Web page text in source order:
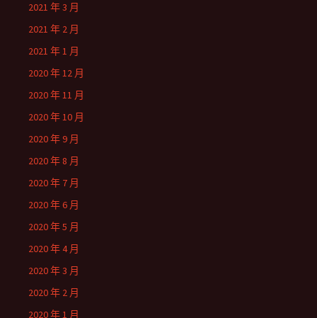
2021 年 3 月
2021 年 2 月
2021 年 1 月
2020 年 12 月
2020 年 11 月
2020 年 10 月
2020 年 9 月
2020 年 8 月
2020 年 7 月
2020 年 6 月
2020 年 5 月
2020 年 4 月
2020 年 3 月
2020 年 2 月
2020 年 1 月